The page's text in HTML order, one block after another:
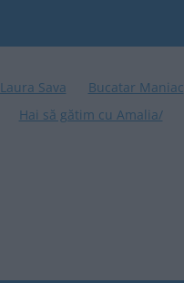
Laura Sava
Bucatar Maniac
Hai să gătim cu Amalia/